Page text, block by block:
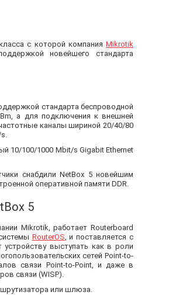
с которой компания Mikrotik
новейшего стандарта
стандарта беспроводной
а для подключения к внешней
каналы шириной 20/40/80
10/100/1000 Mbit/s Gigabit Ethernet
снабдили NetBox 5 новейшим
оперативной памяти DDR.
5
Mikrotik, работает Routerboard
RouterOS , и поставляется с
выступать как в роли
сетей Point-to-
связи Point-to-Point, и даже в
связи (WISP).
или шлюза.